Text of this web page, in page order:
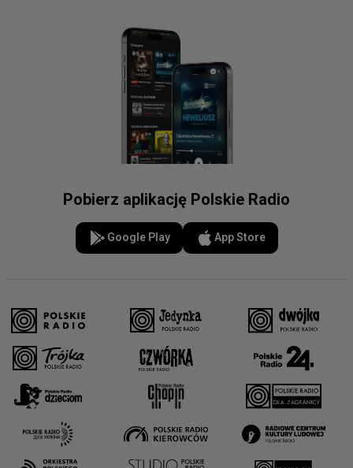
Pobierz aplikację Polskie Radio
Google Play App Store